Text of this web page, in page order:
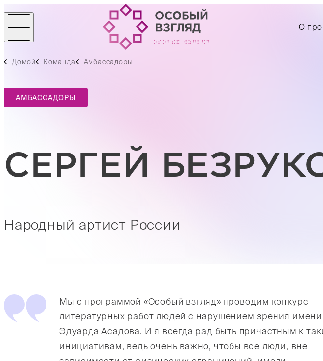
О
Домой Команда Амбассадоры
АМБАССАДОРЫ
СЕРГЕЙ
Народный артист России
Мы с программой «Особый взгляд» проводим конкурс
литературных работ людей с нарушением зрения имени
Эдуарда Асадова. И я всегда рад быть причастным к
инициативам, ведь очень важно, чтобы все люди, вне